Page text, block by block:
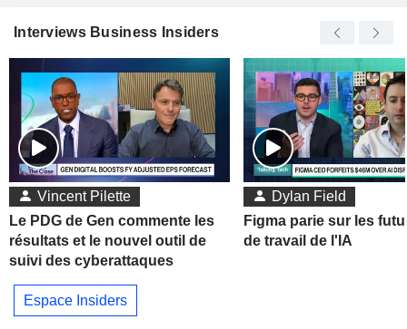
Interviews Business Insiders
Vincent Pilette
Le PDG de Gen commente les
résultats et le nouvel outil de
suivi des cyberattaques
Dylan Field
Figma parie sur les
de travail de l'IA
Espace Insiders